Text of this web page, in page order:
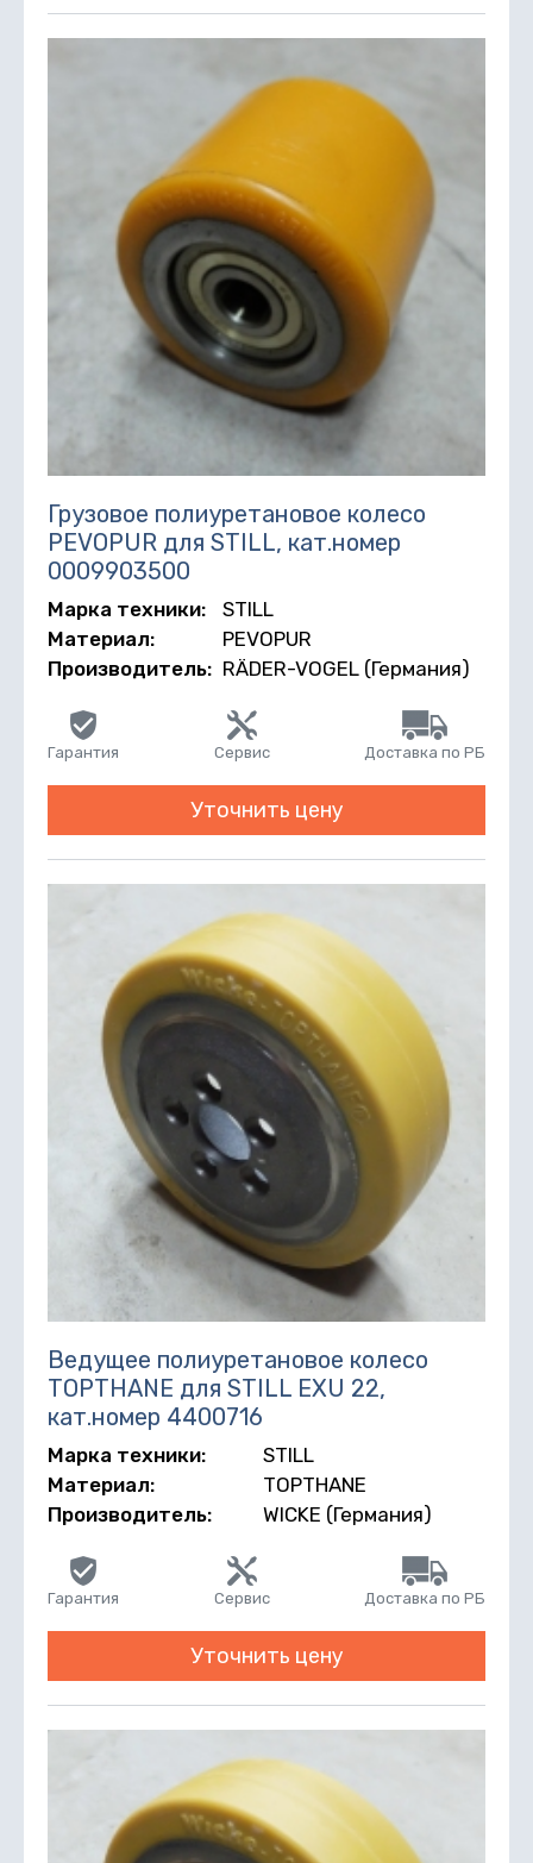
Грузовое полиуретановое колесо
PEVOPUR для STILL, кат.номер
0009903500
Марка техники:
STILL
Материал:
PEVOPUR
Производитель: RÄDER-VOGEL (Германия)
Гарантия Сервис Доставка по РБ
Уточнить цену
Ведущее полиуретановое колесо
TOPTHANE для STILL EXU 22,
кат.номер 4400716
Марка техники:
STILL
Материал:
TOPTHANE
Производитель:
WICKE (Германия)
Гарантия Сервис Доставка по РБ
Уточнить цену